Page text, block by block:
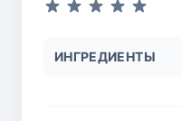
ИНГРЕДИЕНТЫ